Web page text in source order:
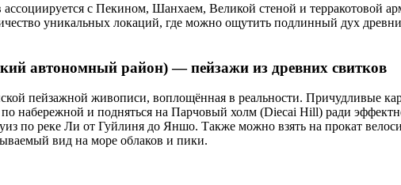
с Пекином, Шанхаем, Великой стеной и терракотовой
уникальных локаций, где можно ощутить подлинный дух
автономный район) — пейзажи из древних свитков
пейзажной живописи, воплощённая в реальности. Причудливые
набережной и подняться на Парчовый холм (Diecai Hill) ради
по реке Ли от Гуйлиня до Яншо. Также можно взять на прокат
вид на море облаков и пики.